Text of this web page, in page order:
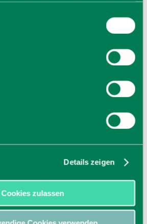
Webseite weiterhin nutzen.
Details zeigen
Cookies zulassen